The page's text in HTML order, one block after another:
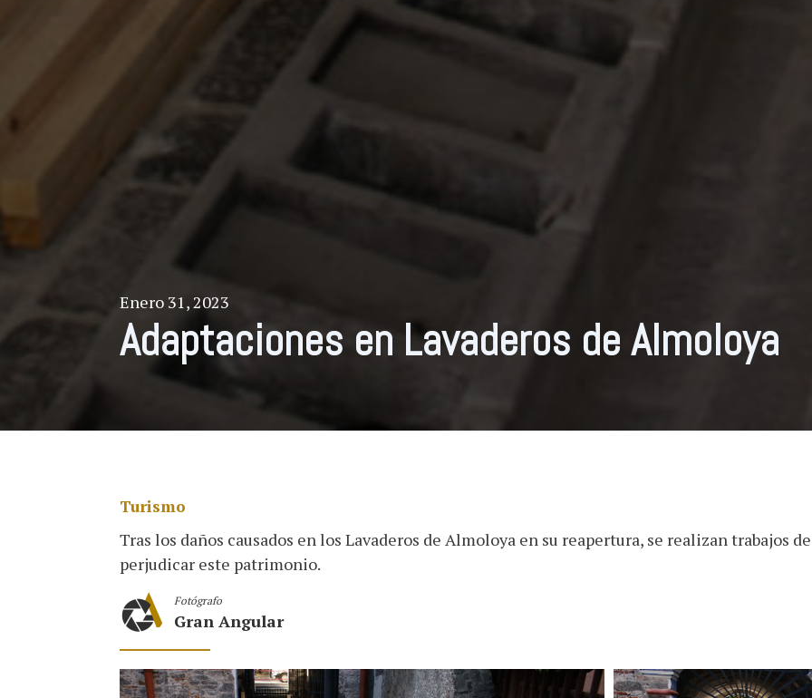
Enero 31, 2023
Adaptaciones en Lavaderos de Almoloya
Turismo
Tras los daños causados en los Lavaderos de Almoloya en su reapertura, se realizan trabajos
perjudicar este patrimonio.
Fotógrafo
Gran Angular